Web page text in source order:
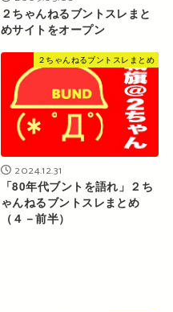
２ちゃんねるブントスレまと
めサイトをオープン
２ちゃんねるブントスレまとめ
2024.12.31
「80年代ブントを語れ」２ち
ゃんねるブントスレまとめ
（４－前半）